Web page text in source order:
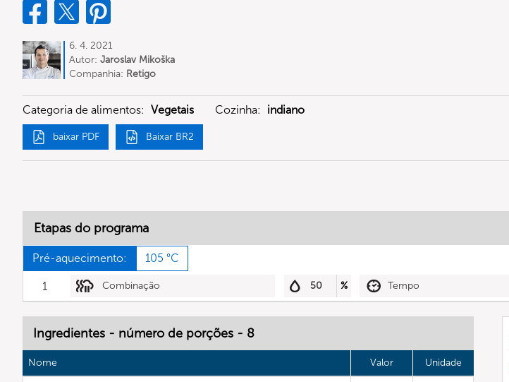
6. 4. 2021
Autor: Jaroslav Mikoška
Companhia: Retigo
Categoria de alimentos: Vegetais Cozinha: indiano
baixar PDF Baixar BR2
Etapas do programa
Pré-aquecimento: 105 °C
1 Combinação 50 % Tempo
Ingredientes - número de porções - 8
Nome Valor Unidade